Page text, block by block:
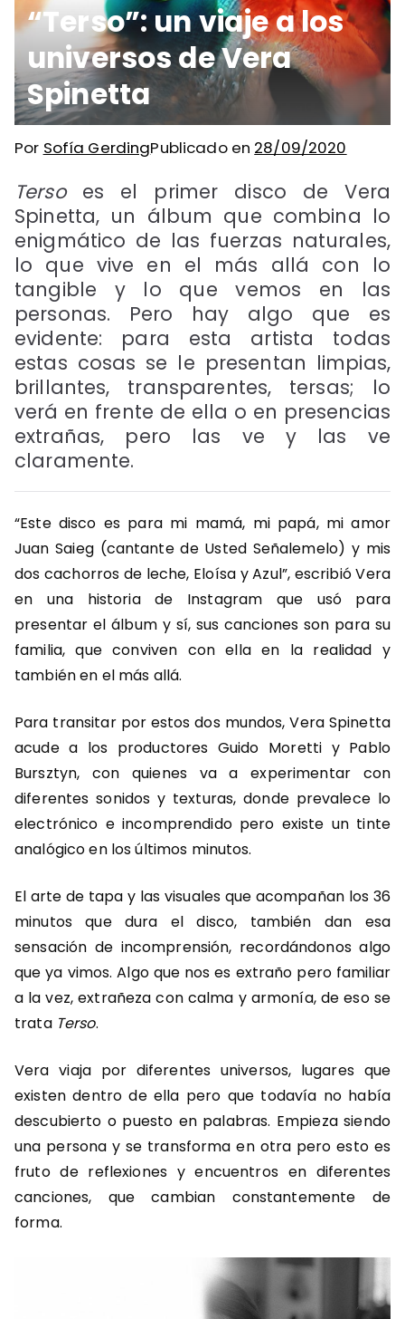
“Terso”: un viaje a los
universos de Vera
Spinetta
Por Sofía GerdingPublicado en 28/09/2020
Terso
es el primer disco de Vera
Spinetta, un álbum que combina lo
enigmático de las fuerzas naturales,
lo que vive en el más allá con lo
tangible y lo que vemos en las
personas. Pero hay algo que es
evidente: para esta artista todas
estas cosas se le presentan limpias,
brillantes, transparentes, tersas; lo
verá en frente de ella o en presencias
extrañas, pero las ve y las ve
claramente.
“Este disco es para mi mamá, mi papá, mi amor
Juan Saieg (cantante de Usted Señalemelo) y mis
dos cachorros de leche, Eloísa y Azul”, escribió Vera
en una historia de Instagram que usó para
presentar el álbum y sí, sus canciones son para su
familia, que conviven con ella en la realidad y
también en el más allá.
Para transitar por estos dos mundos, Vera Spinetta
acude a los productores Guido Moretti y Pablo
Bursztyn, con quienes va a experimentar con
diferentes sonidos y texturas, donde prevalece lo
electrónico e incomprendido pero existe un tinte
analógico en los últimos minutos.
El arte de tapa y las visuales que acompañan los 36
minutos que dura el disco, también dan esa
sensación de incomprensión, recordándonos algo
que ya vimos. Algo que nos es extraño pero familiar
a la vez, extrañeza con calma y armonía, de eso se
trata Terso.
Vera viaja por diferentes universos, lugares que
existen dentro de ella pero que todavía no había
descubierto o puesto en palabras. Empieza siendo
una persona y se transforma en otra pero esto es
fruto de reflexiones y encuentros en diferentes
canciones, que cambian constantemente de
forma.